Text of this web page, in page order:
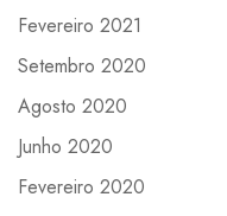
Fevereiro 2021
Setembro 2020
Agosto 2020
Junho 2020
Fevereiro 2020